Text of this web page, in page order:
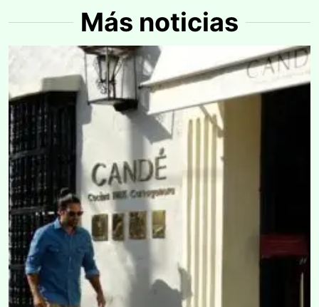
Más noticias